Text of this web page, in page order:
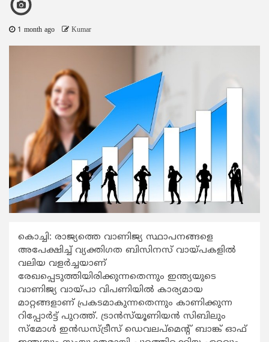
1 month ago Kumar
കൊച്ചി: രാജ്യത്തെ വാണിജ്യ സ്ഥാപനങ്ങളെ
അപേക്ഷിച്ച് വ്യക്തിഗത ബിസിനസ് വായ്പകളിൽ
വലിയ വളർച്ചയാണ്
രേഖപ്പെടുത്തിയിരിക്കുന്നതെന്നും ഇന്ത്യയുടെ
വാണിജ്യ വായ്പാ വിപണിയിൽ കാര്യമായ
മാറ്റങ്ങളാണ് പ്രകടമാകുന്നതെന്നും കാണിക്കുന്ന
റിപ്പോർട്ട് പുറത്ത്. ട്രാൻസ്‌യൂണിയൻ സിബിലും
സ്മോൾ ഇൻഡസ്ട്രീസ് ഡെവലപ്‌മെന്റ് ബാങ്ക് ഓഫ്